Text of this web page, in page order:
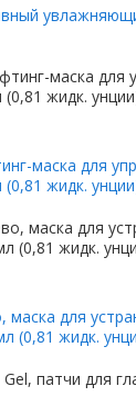
маска для
жидк.
маска для
(0,81 жидк.